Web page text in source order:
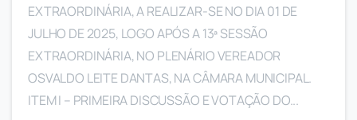
EXTRAORDINÁRIA, A REALIZAR-SE NO DIA 01 DE
JULHO DE 2025, LOGO APÓS A 13ª SESSÃO
EXTRAORDINÁRIA, NO PLENÁRIO VEREADOR
OSVALDO LEITE DANTAS, NA CÂMARA MUNICIPAL.
ITEM I – PRIMEIRA DISCUSSÃO E VOTAÇÃO DO...